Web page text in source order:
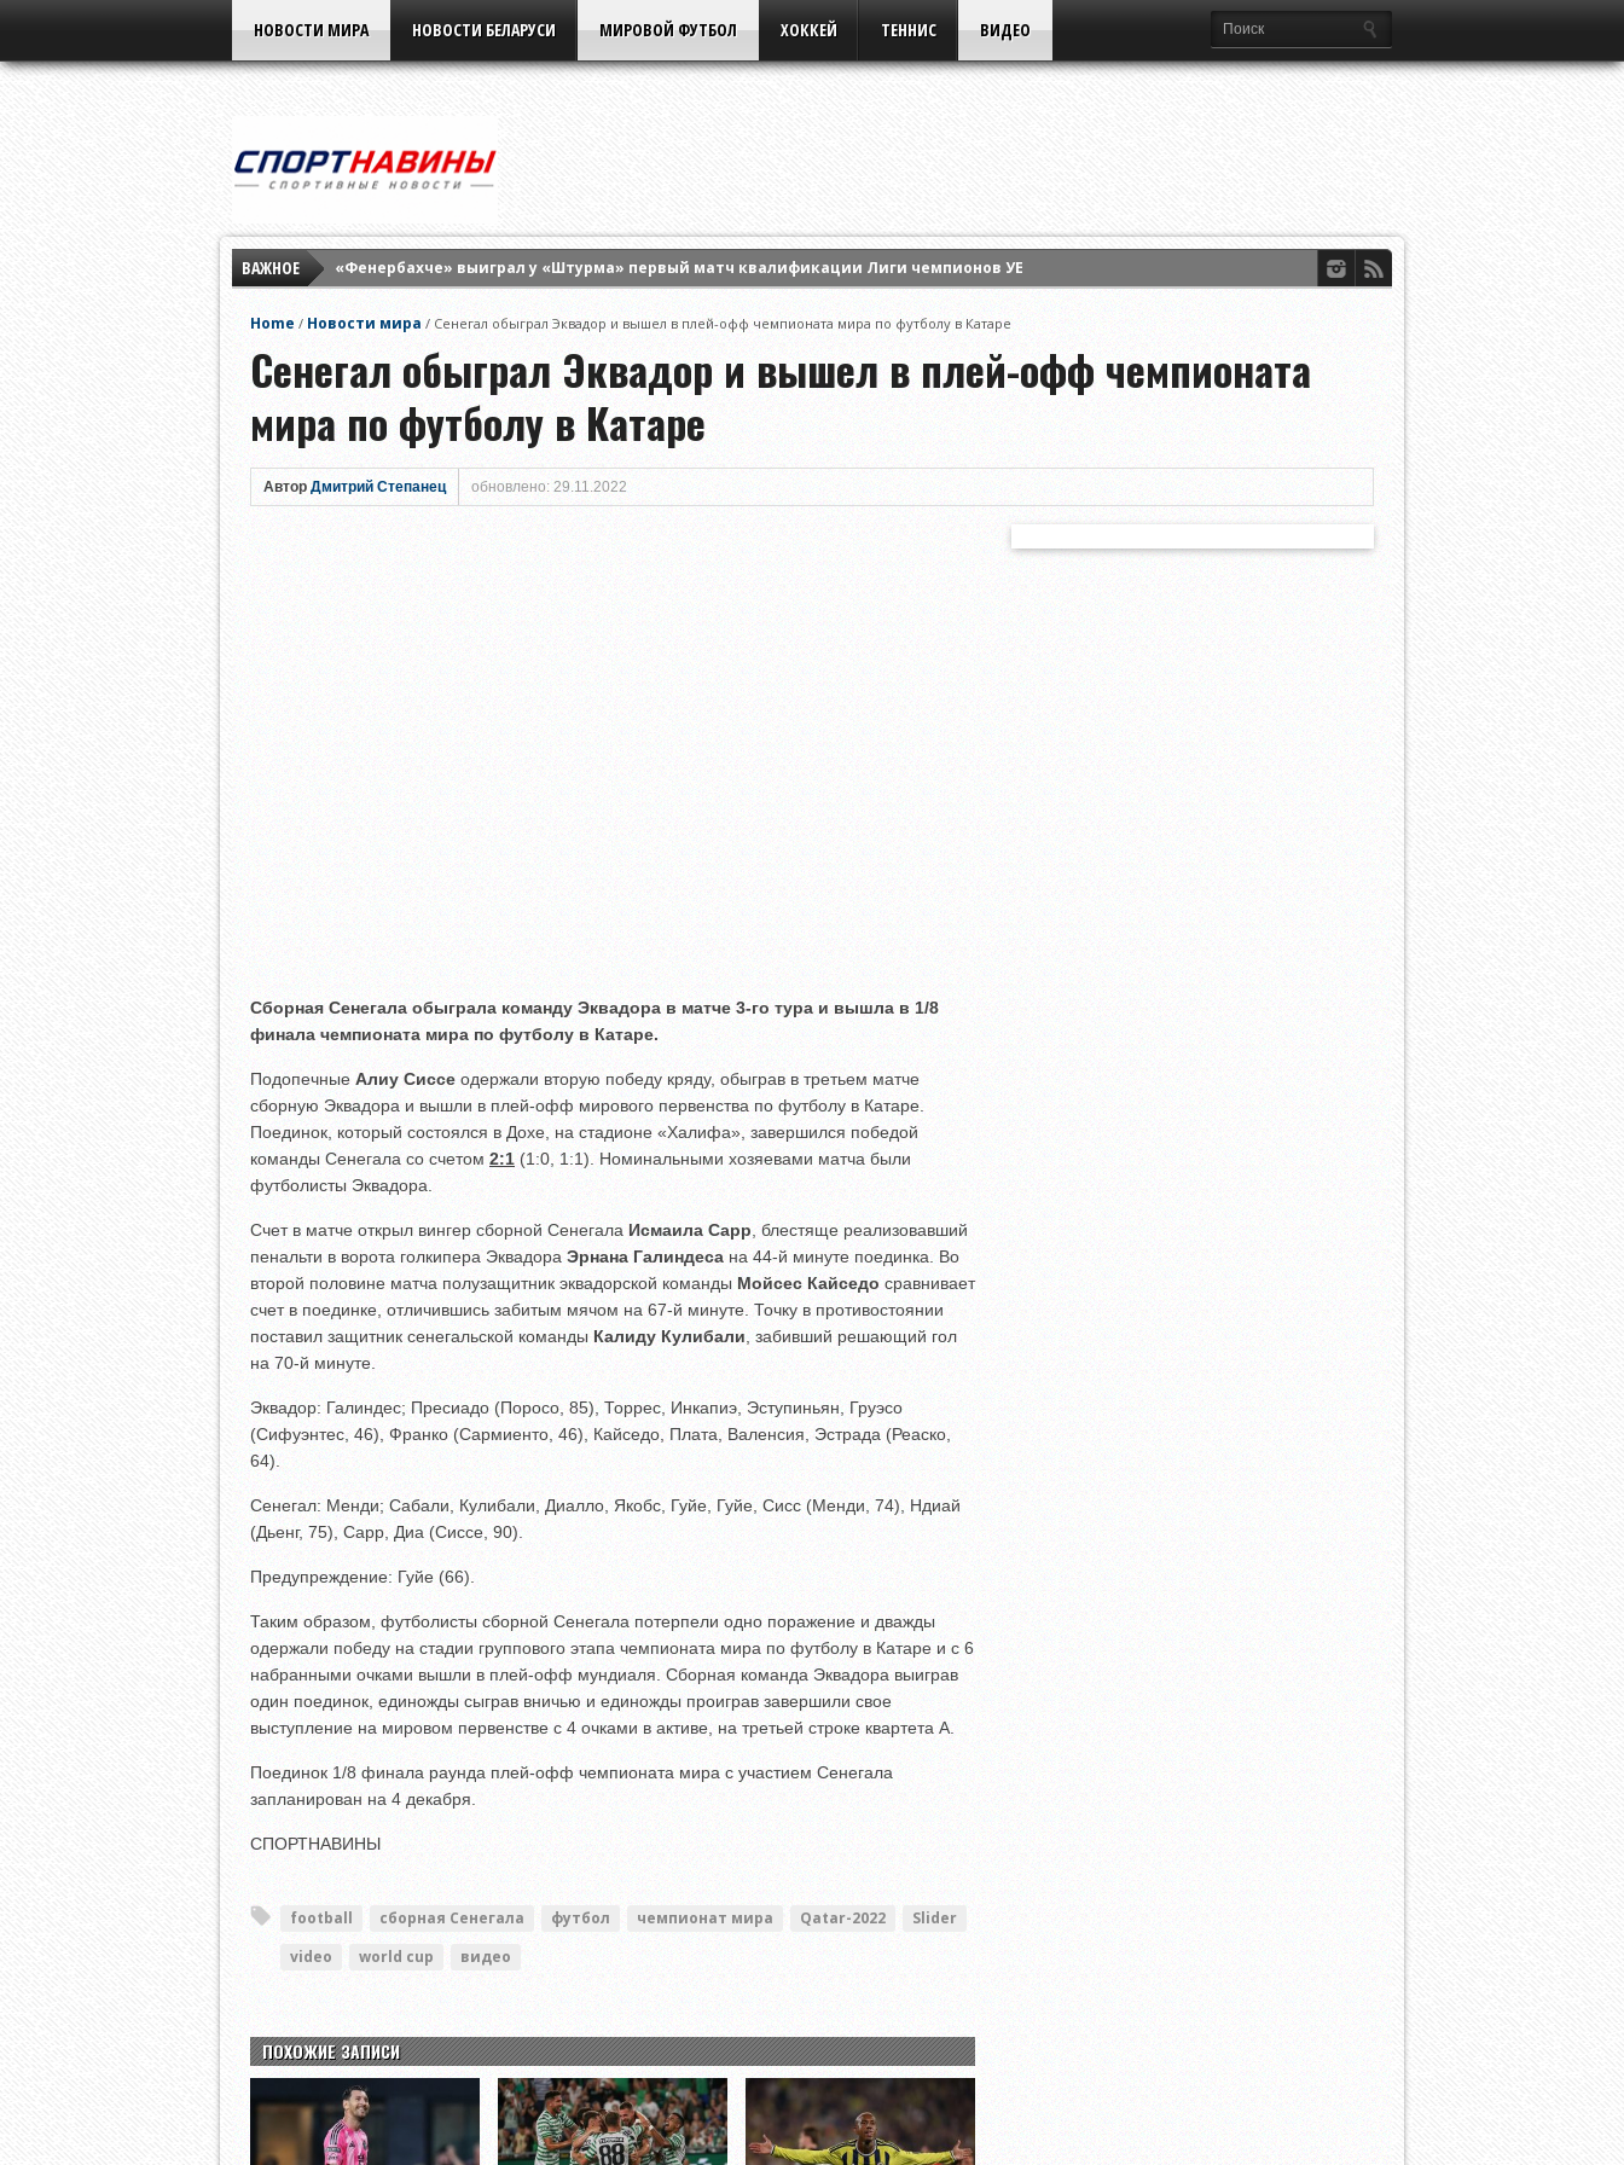
НОВОСТИ МИРА НОВОСТИ БЕЛАРУСИ МИРОВОЙ ФУТБОЛ ХОККЕЙ ТЕННИС ВИДЕО
ВАЖНОЕ
«Фенербахче» выиграл у «Штурма» первый матч квалификации Лиги чемпионов УЕФА
Home / Новости мира / Сенегал обыграл Эквадор и вышел в плей-офф чемпионата мира по футболу в Катаре
Сенегал обыграл Эквадор и вышел в плей-офф чемпионата
мира по футболу в Катаре
Автор Дмитрий Степанец обновлено: 29.11.2022
Сборная Сенегала обыграла команду Эквадора в матче 3-го тура и вышла в 1/8
финала чемпионата мира по футболу в Катаре.
Подопечные Алиу Сиссе одержали вторую победу кряду, обыграв в третьем матче
сборную Эквадора и вышли в плей-офф мирового первенства по футболу в Катаре.
Поединок, который состоялся в Дохе, на стадионе «Халифа», завершился победой
команды Сенегала со счетом 2:1 (1:0, 1:1). Номинальными хозяевами матча были
футболисты Эквадора.
Счет в матче открыл вингер сборной Сенегала Исмаила Сарр , блестяще реализовавший
пенальти в ворота голкипера Эквадора Эрнана Галиндеса на 44-й минуте поединка. Во
второй половине матча полузащитник эквадорской команды Мойсес Кайседо сравнивает
счет в поединке, отличившись забитым мячом на 67-й минуте. Точку в противостоянии
поставил защитник сенегальской команды Калиду Кулибали , забивший решающий гол
на 70-й минуте.
Эквадор: Галиндес; Пресиадо (Поросо, 85), Торрес, Инкапиэ, Эступиньян, Груэсо
(Сифуэнтес, 46), Франко (Сармиенто, 46), Кайседо, Плата, Валенсия, Эстрада (Реаско,
64).
Сенегал: Менди; Сабали, Кулибали, Диалло, Якобс, Гуйе, Гуйе, Сисс (Менди, 74), Ндиай
(Дьенг, 75), Сарр, Диа (Сиссе, 90).
Предупреждение: Гуйе (66).
Таким образом, футболисты сборной Сенегала потерпели одно поражение и дважды
одержали победу на стадии группового этапа чемпионата мира по футболу в Катаре и с 6
набранными очками вышли в плей-офф мундиаля. Сборная команда Эквадора выиграв
один поединок, единожды сыграв вничью и единожды проиграв завершили свое
выступление на мировом первенстве с 4 очками в активе, на третьей строке квартета А.
Поединок 1/8 финала раунда плей-офф чемпионата мира с участием Сенегала
запланирован на 4 декабря.
СПОРТНАВИНЫ
football сборная Сенегала футбол чемпионат мира Qatar-2022
Slider
video
world cup видео
ПОХОЖИЕ ЗАПИСИ